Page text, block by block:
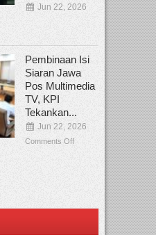
Jun 22, 2026
Pembinaan Isi
Siaran Jawa
Pos Multimedia
TV, KPI
Tekankan...
Jun 22, 2026
Comments Off